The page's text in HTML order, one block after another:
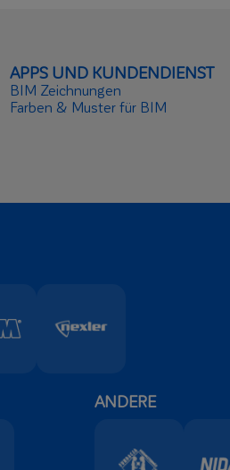
APPS UND KUNDENDIENST
BIM Zeichnungen
Farben & Muster für BIM
ANDERE